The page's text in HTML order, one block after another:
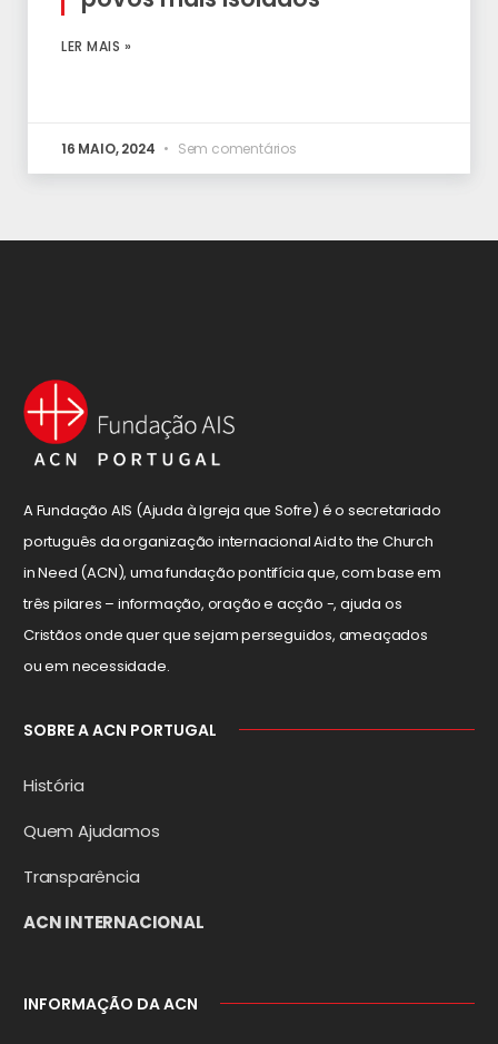
LER MAIS »
16 MAIO, 2024 Sem comentários
A Fundação AIS (Ajuda à Igreja que Sofre) é o secretariado
português da organização internacional Aid to the Church
in Need (ACN), uma fundação pontifícia que, com base em
três pilares – informação, oração e acção -, ajuda os
Cristãos onde quer que sejam perseguidos, ameaçados
ou em necessidade.
SOBRE A ACN PORTUGAL
História
Quem Ajudamos
Transparência
ACN INTERNACIONAL
INFORMAÇÃO DA ACN